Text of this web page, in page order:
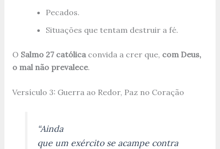
Pecados.
Situações que tentam destruir a fé.
O Salmo 27 católicaconvida a crer que, com Deus,
o mal não prevalece.
Versículo 3: Guerra ao Redor, Paz no Coração
“Ainda
que um exército se acampe contra